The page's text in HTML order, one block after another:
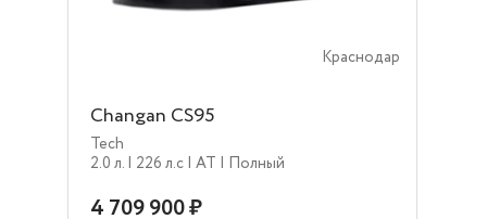
Краснодар
Changan CS95
Tech
2.0 л. | 226 л.c | AT | Полный
4 709 900 ₽